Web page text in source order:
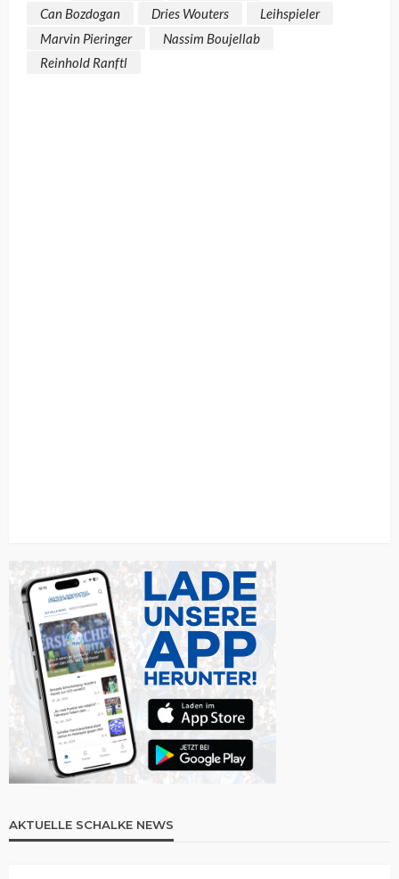
Can Bozdogan
Dries Wouters
Leihspieler
Marvin Pieringer
Nassim Boujellab
Reinhold Ranftl
AKTUELLE SCHALKE NEWS